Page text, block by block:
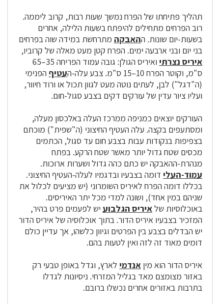
תהליך פתיחתו של הפרח נמשך שעות רבות, קרוב ליממה.
רוב הפרחים מתחילים להיפתח בשעות הלילה, אחרים
בשעות-יום שונות. ההאבקה מתרחשת במידה שוה בפרחים
בני יום ובני ארבעה ימים. הפרח קטן מעט מאלה של קרוביו,
איריס נצרתי
ואיריס הגולן: גובה עמוד הפריחה 35–65
ס"מ, וקוטר הפרח 10–15 ס"מ. צבע עלה-ה
עטיף הפנימי
(ה"דגל") לבן, לעתים נוטה מעט לגוון תכול או ורוד חיוור,
ועליו ציור עדין של עורקים דקים בצבע סגול-חום.
העורקים יוצאים כמניפה ממרכז העלה באלכסון מעלה,
ומסתעפים בקצה. עלה העטיף החיצוני (ה"שפית") מוכתם
בצפיפות בנקודות עבות בצבע חום עד סגול, הכתמים
מכסים שטח גדול יותר מאשר שטח הרקע. בפתח
מנהרת-ההאבקה יש כתם כהה גדול ושערות ארוכות.
עמוד-העלי דומה בצבעיו ובדגמיו לעלה-העטיף החיצוני.
בכללו דומה הפרח לאיריס השומרוני (יש מציעים לכלול את
שניהם במין אחד), ושונה למדי מכל יתר האיריסים.
באוכלוסיות שלאיריס הגלבוע יש לפעמים פרט בהיר,
המזכיר בצבעיו איריס הדור. בתוך אוכלוסיה של איריס הדור
יש הבדלים בצבע בין הפרטים וגיוון כלשהו, אך עדיין כולם
דומים מאוד זה לזה ואין לטעות בהם.
איריס הדור הוא מין אנדמי לארץ, וגדל באופן טבעי רק
באזור מצומצם מאד בגליל המזרחי. ניסיונות לגדלו
בתרבות באזורים אחרים נכשלו ברובם.